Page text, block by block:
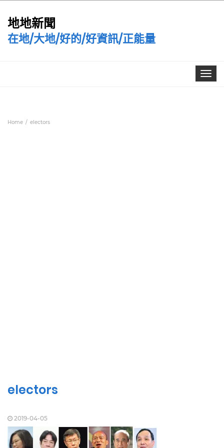
地地新聞
在地/大地/好的/好資訊/正能量
Toggle
Home electors
electors
2019-04-05